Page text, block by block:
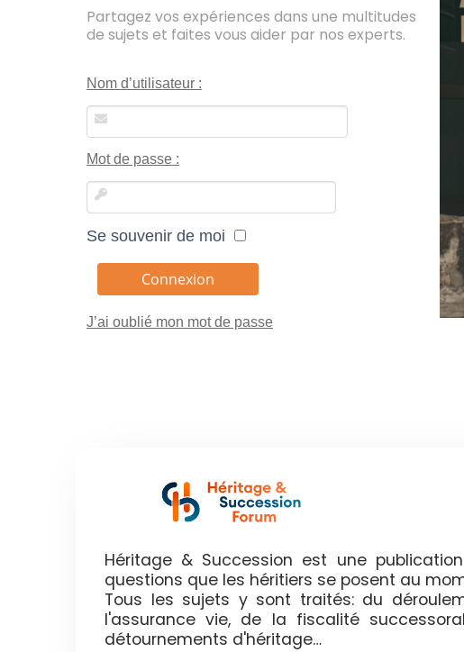
Partagez vos expériences dans une multitudes
de sujets et faites vous aider par nos experts.
Nom d’utilisateur :
Mot de passe :
Se souvenir de moi
J’ai oublié mon mot de passe
Héritage & Succession est une
questions que les héritiers se posent au
Tous les sujets y sont traités: du
l'assurance vie, de la fiscalité
détournements d'héritage…